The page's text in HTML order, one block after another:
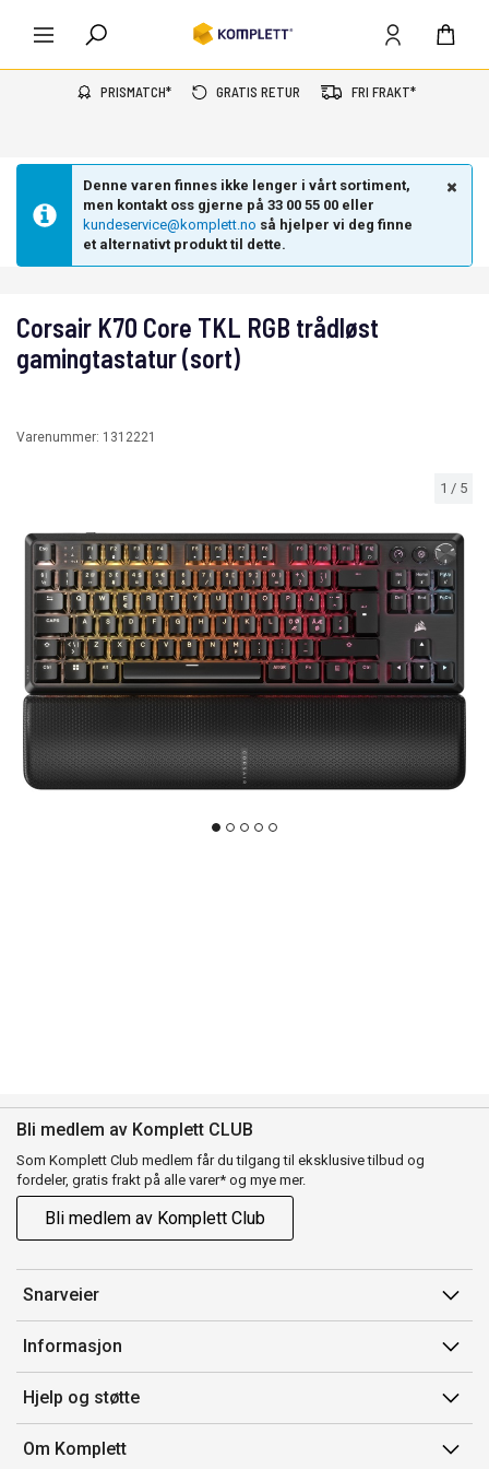
PRISMATCH* GRATIS RETUR FRI FRAKT*
Denne varen finnes ikke lenger i vårt sortiment,
men kontakt oss gjerne på 33 00 55 00 eller
kundeservice@komplett.no så hjelper vi deg finne
et alternativt produkt til dette.
1 / 5
Corsair K70 Core TKL RGB trådløst
gamingtastatur (sort)
Varenummer: 1312221
Bli medlem av Komplett CLUB
Som Komplett Club medlem får du tilgang til eksklusive tilbud og
fordeler, gratis frakt på alle varer* og mye mer.
Bli medlem av Komplett Club
Snarveier
Min side
Ordreoversikt
Flex
Komplett Club
Informasjon
Salgsbetingelser
Medlemsvilkår for Komplett Club
Merker/produsent
Hjelp og støtte
Kontakt oss
Om Komplett